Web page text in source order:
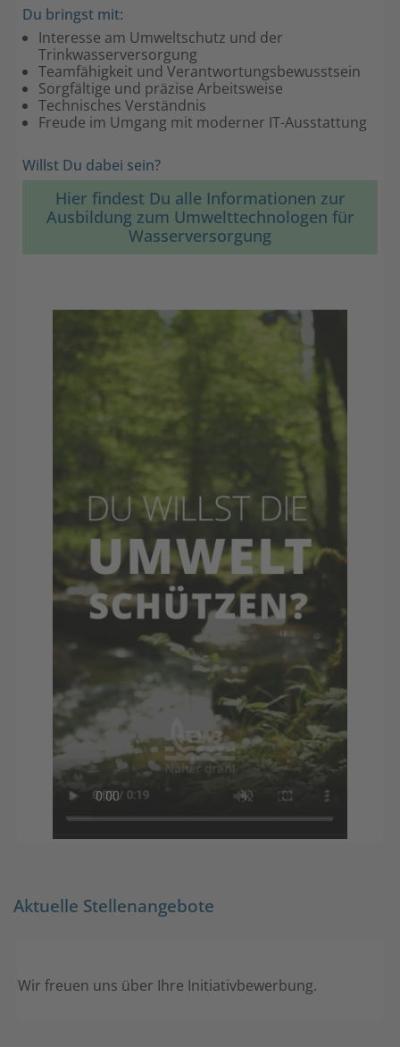
Du bringst mit:
Interesse am Umweltschutz und der
Trinkwasserversorgung
Teamfähigkeit und Verantwortungsbewusstsein
Sorgfältige und präzise Arbeitsweise
Technisches Verständnis
Freude im Umgang mit moderner IT-Ausstattung
Willst Du dabei sein?
Hier findest Du alle Informationen zur
Ausbildung zum Umwelttechnologen für
Wasserversorgung
Aktuelle Stellenangebote
Wir freuen uns über Ihre Initiativbewerbung.